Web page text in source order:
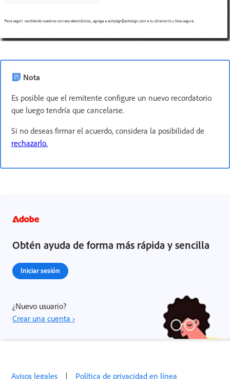
Nota
Es posible que el remitente configure un nuevo recordatorio
que luego tendría que cancelarse.
Si no deseas firmar el acuerdo, considera la posibilidad de
rechazarlo.
Obtén ayuda de forma más rápida y sencilla
Iniciar sesión
¿Nuevo usuario?
Crear una cuenta ›
Avisos legales | Política de privacidad en línea